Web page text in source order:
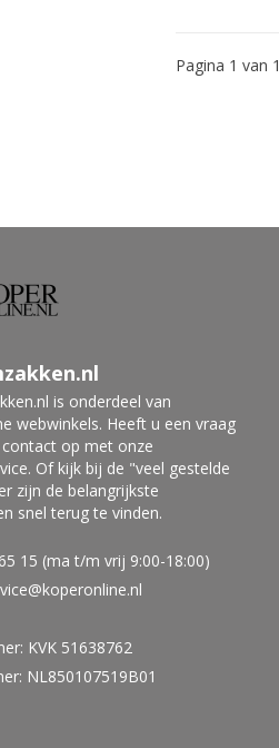
Pagina 1 van 1
is onderdeel van
webwinkels. Heeft u een vraag
op met onze
Of kijk bij de "veel gestelde
zijn de belangrijkste
snel terug te vinden.
15 (ma t/m vrij 9:00-18:00)
KVK 51638762
NL850107519B01